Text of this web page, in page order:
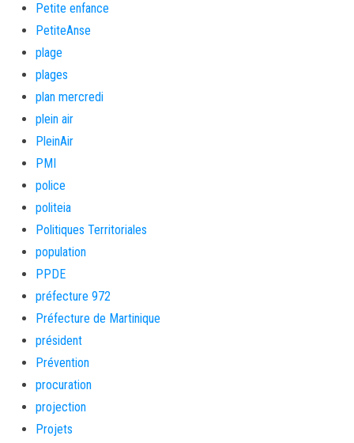
Petite enfance
PetiteAnse
plage
plages
plan mercredi
plein air
PleinAir
PMI
police
politeia
Politiques Territoriales
population
PPDE
préfecture 972
Préfecture de Martinique
président
Prévention
procuration
projection
Projets